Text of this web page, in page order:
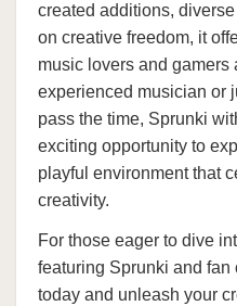
created additions,
on creative freedom, it
music lovers and gamers
experienced musician or
pass the time, Sprunki
exciting opportunity to
playful environment that
creativity.
For those eager to dive
featuring Sprunki and fan
today and unleash your